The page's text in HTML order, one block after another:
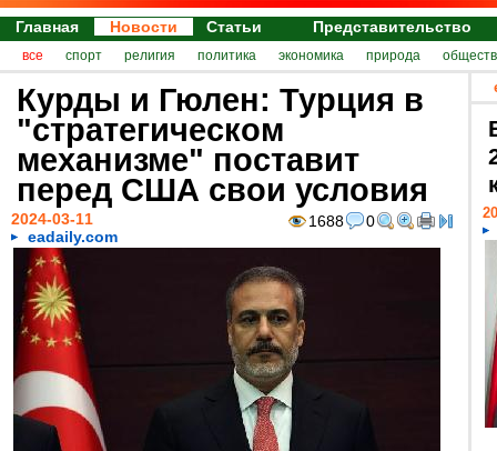
Главная Новости Статьи Представительство
все спорт религия политика экономика природа
Курды и Гюлен: Турция в
"стратегическом
механизме" поставит
перед США свои условия
1688 0
2024-03-11
eadaily.com